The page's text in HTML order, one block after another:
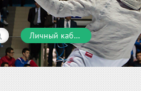
Личный кабинет